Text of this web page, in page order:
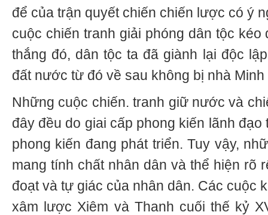
để của trận quyết chiến chiến lược có ý
cuộc chiến tranh giải phóng dân tộc kéo
thắng đó, dân tộc ta đã giành lại độc
đất nước từ đó về sau không bị nhà
Những cuộc chiến. tranh giữ nước và
đây đều do giai cấp phong kiến lãnh
phong kiến đang phát triển. Tuy vậy,
mang tính chất nhân dân và thể hiện rõ
đoạt và tự giác của nhân dân. Các cuộc
xâm lược Xiêm và Thanh cuối thế kỷ